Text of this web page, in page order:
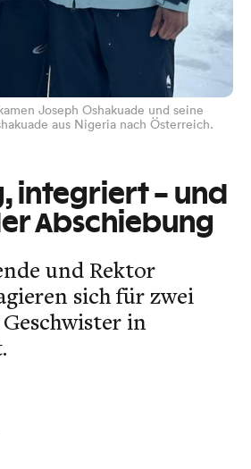
Joseph Oshakuade und seine
aus Nigeria nach Österreich.
integriert – und
Abschiebung
und Rektor
sich für zwei
in